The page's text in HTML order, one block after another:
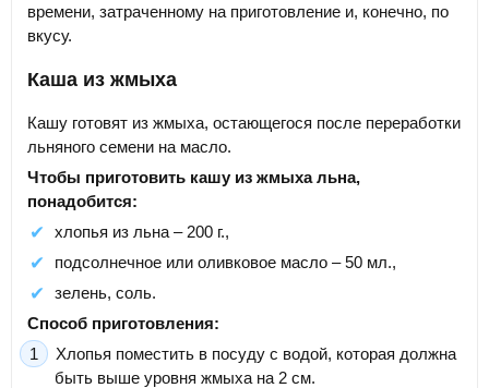
времени, затраченному на приготовление и, конечно, по
вкусу.
Каша из жмыха
Кашу готовят из жмыха, остающегося после переработки
льняного семени на масло.
Чтобы приготовить кашу из жмыха льна,
понадобится:
хлопья из льна – 200 г.,
подсолнечное или оливковое масло – 50 мл.,
зелень, соль.
Способ приготовления:
Хлопья поместить в посуду с водой, которая должна
быть выше уровня жмыха на 2 см.